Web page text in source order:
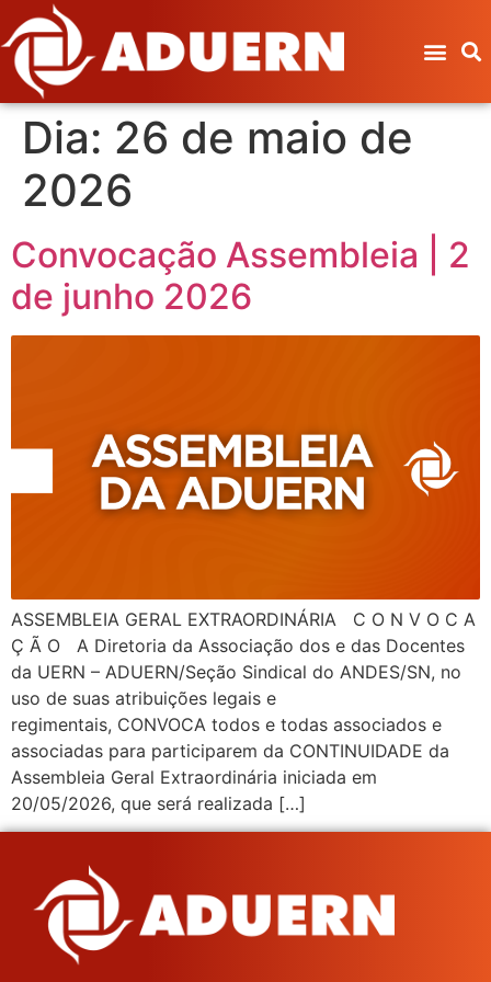
Dia: 26 de maio de
2026
Convocação Assembleia | 2
de junho 2026
ASSEMBLEIA GERAL EXTRAORDINÁRIA C O N V O C A
Ç Ã O A Diretoria da Associação dos e das Docentes
da UERN – ADUERN/Seção Sindical do ANDES/SN, no
uso de suas atribuições legais e
regimentais, CONVOCA todos e todas associados e
associadas para participarem da CONTINUIDADE da
Assembleia Geral Extraordinária iniciada em
20/05/2026, que será realizada […]